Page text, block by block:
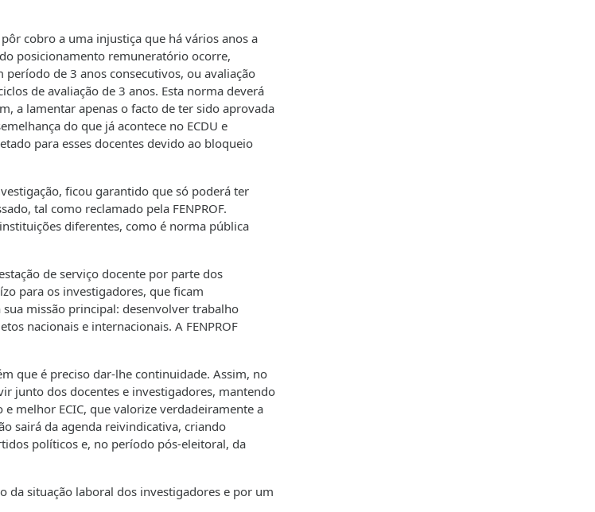
cobro a uma injustiça que há vários anos a
posicionamento remuneratório ocorre,
de 3 anos consecutivos, ou avaliação
de avaliação de 3 anos. Esta norma deverá
a lamentar apenas o facto de ter sido aprovada
do que já acontece no ECDU e
para esses docentes devido ao bloqueio
ficou garantido que só poderá ter
tal como reclamado pela FENPROF.
diferentes, como é norma pública
de serviço docente por parte dos
para os investigadores, que ficam
missão principal: desenvolver trabalho
nacionais e internacionais. A FENPROF
que é preciso dar-lhe continuidade. Assim, no
junto dos docentes e investigadores, mantendo
melhor ECIC, que valorize verdadeiramente a
sairá da agenda reivindicativa, criando
políticos e, no período pós-eleitoral, da
da situação laboral dos investigadores e por um